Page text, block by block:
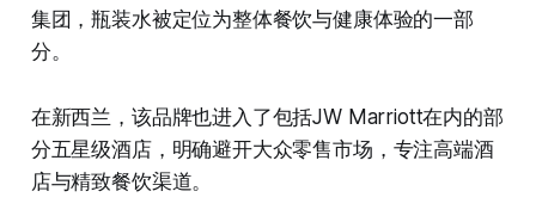
集团，瓶装水被定位为整体餐饮与健康体验的一部
分。
在新西兰，该品牌也进入了包括JW Marriott在内的部
分五星级酒店，明确避开大众零售市场，专注高端酒
店与精致餐饮渠道。